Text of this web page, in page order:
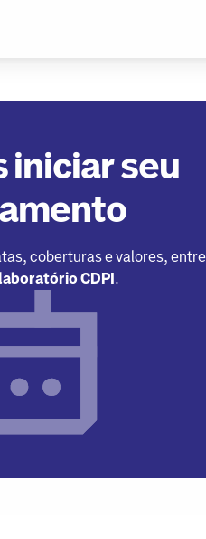
iniciar seu
coberturas e valores, entre
CDPI.